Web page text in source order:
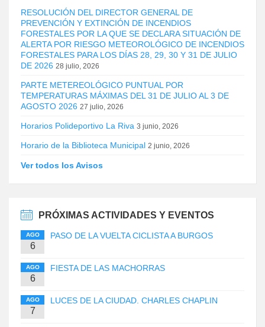
RESOLUCIÓN DEL DIRECTOR GENERAL DE
PREVENCIÓN Y EXTINCIÓN DE INCENDIOS
FORESTALES POR LA QUE SE DECLARA SITUACIÓN DE
ALERTA POR RIESGO METEOROLÓGICO DE INCENDIOS
FORESTALES PARA LOS DÍAS 28, 29, 30 Y 31 DE JULIO
DE 2026 28 julio, 2026
PARTE METEREOLÓGICO PUNTUAL POR
TEMPERATURAS MÁXIMAS DEL 31 DE JULIO AL 3 DE
AGOSTO 2026 27 julio, 2026
Horarios Polideportivo La Riva 3 junio, 2026
Horario de la Biblioteca Municipal 2 junio, 2026
Ver todos los Avisos
PRÓXIMAS ACTIVIDADES Y EVENTOS
AGO
6
PASO DE LA VUELTA CICLISTA A BURGOS
AGO
6
FIESTA DE LAS MACHORRAS
AGO
7
LUCES DE LA CIUDAD. CHARLES CHAPLIN